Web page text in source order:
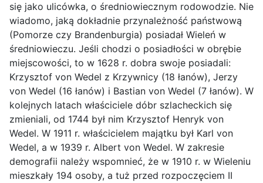
się jako ulicówka, o średniowiecznym rodowodzie. Nie
wiadomo, jaką dokładnie przynależność państwową
(Pomorze czy Brandenburgia) posiadał Wieleń w
średniowieczu. Jeśli chodzi o posiadłości w obrębie
miejscowości, to w 1628 r. dobra swoje posiadali:
Krzysztof von Wedel z Krzywnicy (18 łanów), Jerzy
von Wedel (16 łanów) i Bastian von Wedel (7 łanów). W
kolejnych latach właściciele dóbr szlacheckich się
zmieniali, od 1744 był nim Krzysztof Henryk von
Wedel. W 1911 r. właścicielem majątku był Karl von
Wedel, a w 1939 r. Albert von Wedel. W zakresie
demografii należy wspomnieć, że w 1910 r. w Wieleniu
mieszkały 194 osoby, a tuż przed rozpoczęciem II